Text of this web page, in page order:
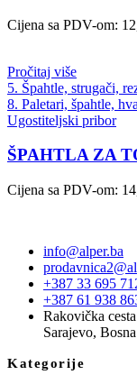
Cijena sa PDV-om:
Pročitaj više
5. Špahtle, strugači,
8. Paletari, špahtle,
Ugostiteljski pribor
ŠPAHTLA ZA
Cijena sa PDV-om:
info@alper.ba
+387 33 695
+387 61 938
Rakovička
Sarajevo,
Kategorije